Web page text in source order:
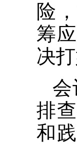
险
筹
决
会
排
和